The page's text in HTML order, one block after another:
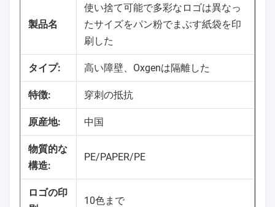
製品名
使い捨て可能で多彩なロゴは異なっ
たサイズをパン粉でまぶす紙袋を印
刷した
タイプ: 高い障壁、Oxgenは隔離した
特徴: 穿刺の抵抗
原産地: 中国
物質的な
構造:
PE/PAPER/PE
ロゴの印
10色まで